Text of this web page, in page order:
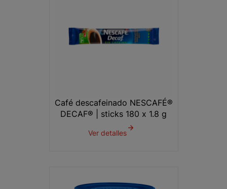
Café descafeinado NESCAFÉ®
DECAF® | sticks 180 x 1.8 g
Ver detalles